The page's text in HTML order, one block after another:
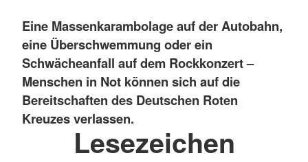
Eine Massenkarambolage auf der Autobahn,
eine Überschwemmung oder ein
Schwächeanfall auf dem Rockkonzert –
Menschen in Not können sich auf die
Bereitschaften des Deutschen Roten
Kreuzes verlassen.
Lesezeichen